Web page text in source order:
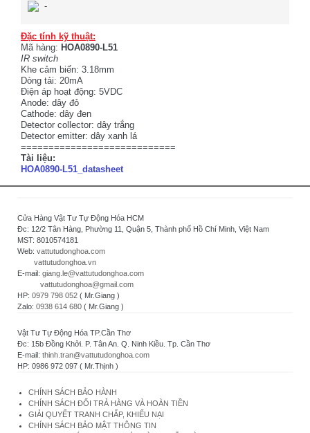
-
Đặc tính kỹ thuật:
Mã hàng: HOA0890-L51
IR switch
Khe cảm biến: 3.18mm
Dòng tải: 20mA
Điện áp hoạt động: 5VDC
Anode: dây đỏ
Cathode: dây đen
Detector collector: dây trắng
Detector emitter: dây xanh lá
============================
Tài liệu:
HOA0890-L51_datasheet
Cửa Hàng Vật Tư Tự Động Hóa HCM
Đc: 12/2 Tân Hàng, Phường 11, Quận 5, Thành phố Hồ Chí Minh, Việt Nam
MST: 8010574181
Web: vattutudonghoa.com
vattutudonghoa.vn
E-mail: giang.le@vattutudonghoa.com
vattutudonghoa@gmail.com
HP: 0979 798 052 ( Mr.Giang )
Zalo: 0938 614 680 ( Mr.Giang )
Vật Tư Tự Động Hóa TP.Cần Thơ
Đc: 15b Đồng Khởi. P. Tân An. Q. Ninh Kiều. Tp. Cần Thơ
E-mail: thinh.tran@vattutudonghoa.com
HP: 0986 972 097 ( Mr.Thịnh )
CHÍNH SÁCH BẢO HÀNH
CHÍNH SÁCH ĐỔI TRẢ HÀNG VÀ HOÀN TIỀN
GIẢI QUYẾT TRANH CHẤP, KHIẾU NẠI
CHÍNH SÁCH BẢO MẬT THÔNG TIN